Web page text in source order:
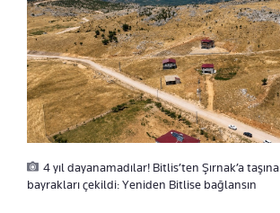
4 yıl dayanamadılar! Bitlis’ten Şırnak’a
bayrakları çekildi: Yeniden Bitlise bağlansın